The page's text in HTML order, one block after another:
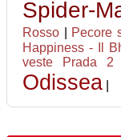
Spider-
Rosso
Pecore
Happiness - Il
veste Prada 2
Odissea